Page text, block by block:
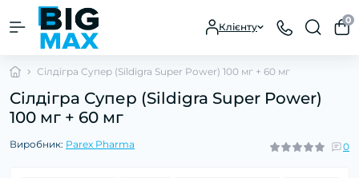
Клієнту
0
Сілдігра Супер (Sildigra Super Power) 100 мг + 60 мг
Сілдігра Супер (Sildigra Super Power)
100 мг + 60 мг
Виробник: Parex Pharma 0